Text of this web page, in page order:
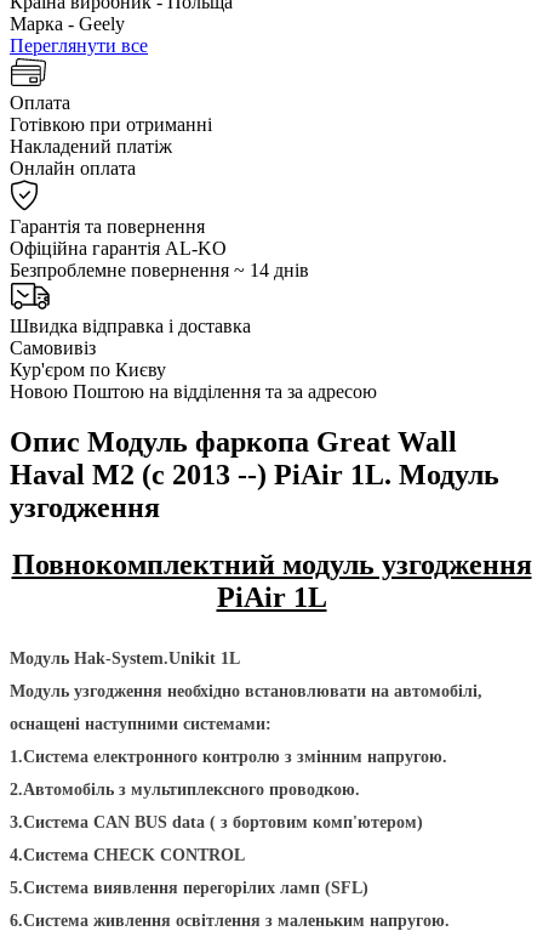
Марка - Geely
Переглянути все
Оплата
Готівкою при отриманні
Накладений платіж
Онлайн оплата
Гарантія та повернення
Офіційна гарантія AL-KO
Безпроблемне повернення ~ 14 днів
Швидка відправка і доставка
Самовивіз
Кур'єром по Києву
Новою Поштою на відділення та за адресою
Опис Модуль фаркопа Great Wall
Haval M2 (c 2013 --) PiAir 1L. Модуль
узгодження
Повнокомплектний модуль узгодження
PiAir 1L
Модуль Hak-System.Unikit 1L
Модуль узгодження необхідно встановлювати на автомобілі,
оснащені наступними системами:
1.Система електронного контролю з змінним напругою.
2.Автомобіль з мультиплексного проводкою.
3.Система CAN BUS data ( з бортовим комп'ютером)
4.Система CHECK CONTROL
5.Система виявлення перегорілих ламп (SFL)
6.Система живлення освітлення з маленьким напругою.